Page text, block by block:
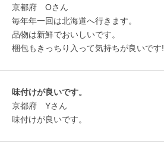
京都府 Oさん
毎年年一回は北海道へ行きます。
品物は新鮮でおいしいです。
梱包もきっちり入って気持ちが良いです!
味付けが良いです。
京都府 Yさん
味付けが良いです。